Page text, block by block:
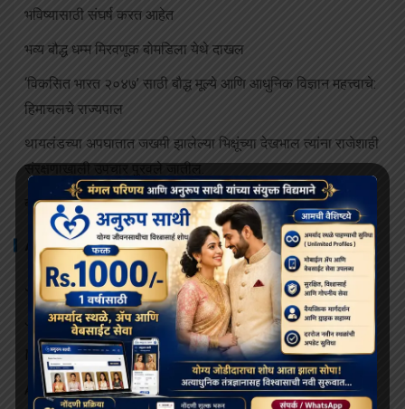
भविष्यासाठी संघर्ष करत आहेत
भव्य बौद्ध धम्म मिरवणूक बोमडिला येथे दाखल
‘विकसित भारत २०४७’ साठी बौद्ध मूल्ये आणि आधुनिक विज्ञान महत्त्वाचे:
हिमाचलचे राज्यपाल
थायलंडच्या अपघातात जखमी झालेल्या भिक्षूंच्या देखभाल त्यांना राजेशाही
संरक्षणाखाली उपचार पुरवले जातील.
बोधिमग्गो महाविहार प्रवेश व्दार चे भूमि पूजन संपन्न
ARCHIVES
July 2026
June 2026
May 2026
April 2026